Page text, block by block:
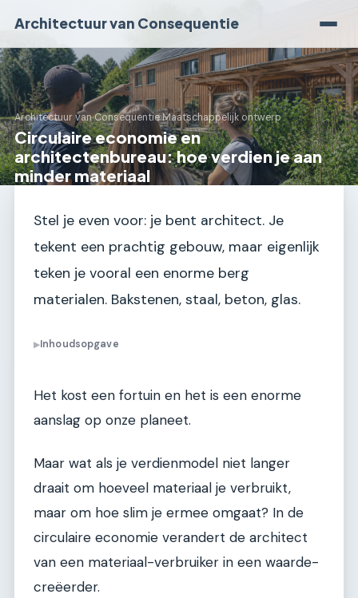
Architectuur van Consequentie
Architectuur van Consequentie›Maatschappelijk ontwerp
Circulaire economie en
architectenbureau: hoe verdien je aan
minder materiaal
Stel je even voor: je bent architect. Je
tekent een prachtig gebouw, maar eigenlijk
teken je vooral een enorme berg
materialen. Bakstenen, staal, beton, glas.
▶Inhoudsopgave
Het kost een fortuin en het is een enorme
aanslag op onze planeet.
Maar wat als je verdienmodel niet langer
draait om hoeveel materiaal je verbruikt,
maar om hoe slim je ermee omgaat? In de
circulaire economie verandert de architect
van een materiaal-verbruiker in een waarde-
creëerder.